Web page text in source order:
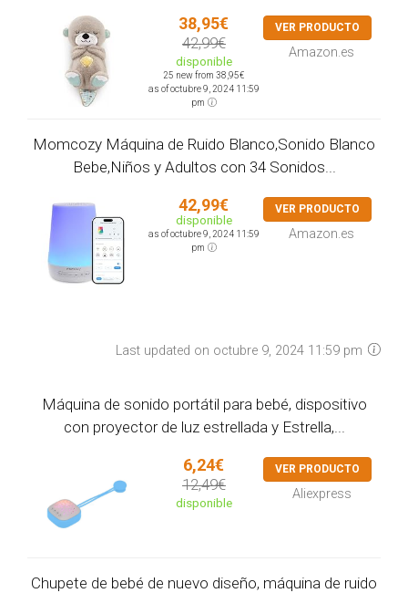
38,95€
42,99€
disponible
25 new from 38,95€
as of octubre 9, 2024 11:59
pm
VER PRODUCTO
Amazon.es
Momcozy Máquina de Ruido Blanco,Sonido Blanco
Bebe,Niños y Adultos con 34 Sonidos...
42,99€
disponible
as of octubre 9, 2024 11:59
pm
VER PRODUCTO
Amazon.es
Last updated on octubre 9, 2024 11:59 pm
Máquina de sonido portátil para bebé, dispositivo
con proyector de luz estrellada y Estrella,...
6,24€
12,49€
disponible
VER PRODUCTO
Aliexpress
Chupete de bebé de nuevo diseño, máquina de ruido